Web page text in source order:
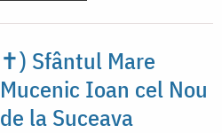
✝) Sfântul Mare
Mucenic Ioan cel Nou
de la Suceava